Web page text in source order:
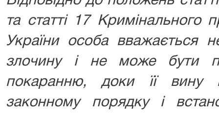
та статті 17 Кримінального
України особа вважається
злочину і не може бути
покаранню, доки її
законному порядку і